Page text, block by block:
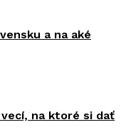
a na aké
na ktoré si dať